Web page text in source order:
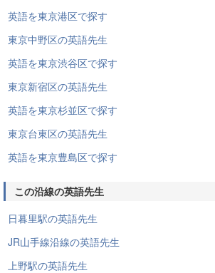
英語を東京港区で探す
東京中野区の英語先生
英語を東京渋谷区で探す
東京新宿区の英語先生
英語を東京杉並区で探す
東京台東区の英語先生
英語を東京豊島区で探す
この沿線の英語先生
日暮里駅の英語先生
JR山手線沿線の英語先生
上野駅の英語先生